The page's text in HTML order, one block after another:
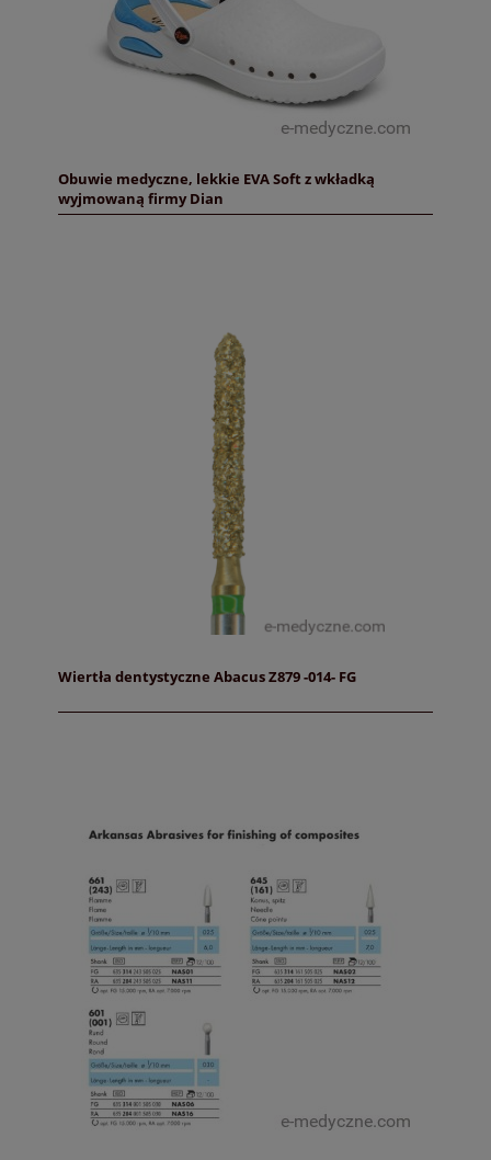
Obuwie medyczne, lekkie EVA Soft z wkładką
wyjmowaną firmy Dian
Wiertła dentystyczne Abacus Z879 -014- FG